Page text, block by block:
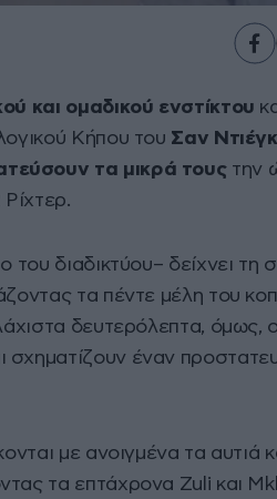
και ομαδικού ενστίκτου
Κήπου του Σαν
τα μικρά τουςτην
διαδικτύου– δείχνει τη
τα πέντε μέλη του
δευτερόλεπτα, όμως,
σχηματίζουν έναν
με ανοιγμένα τα αυτιά
τα επτάχρονα Zuli και